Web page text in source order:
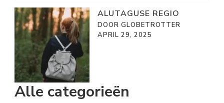
ALUTAGUSE REGIO
DOOR GLOBETROTTER
APRIL 29, 2025
Alle categorieën